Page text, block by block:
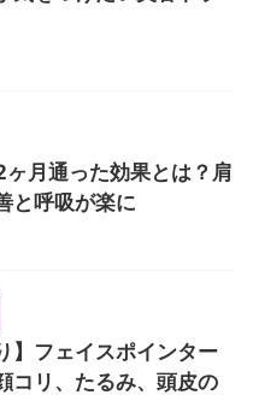
月通った効果とは？肩
と呼吸が楽に
】フェイスポインター
コリ、たるみ、頭皮の